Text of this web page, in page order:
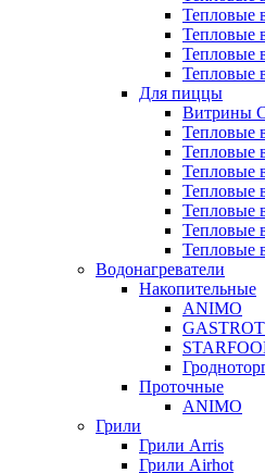
Тепловые
Тепловые
Тепловые
Для пиццы
Витрины
Тепловые
Тепловые
Тепловые
Тепловые
Тепловые
Тепловые
Тепловые
Водонагреватели
Накопительные
ANIMO
Проточные
ANIMO
Грили
Грили Arris
Грили Airhot